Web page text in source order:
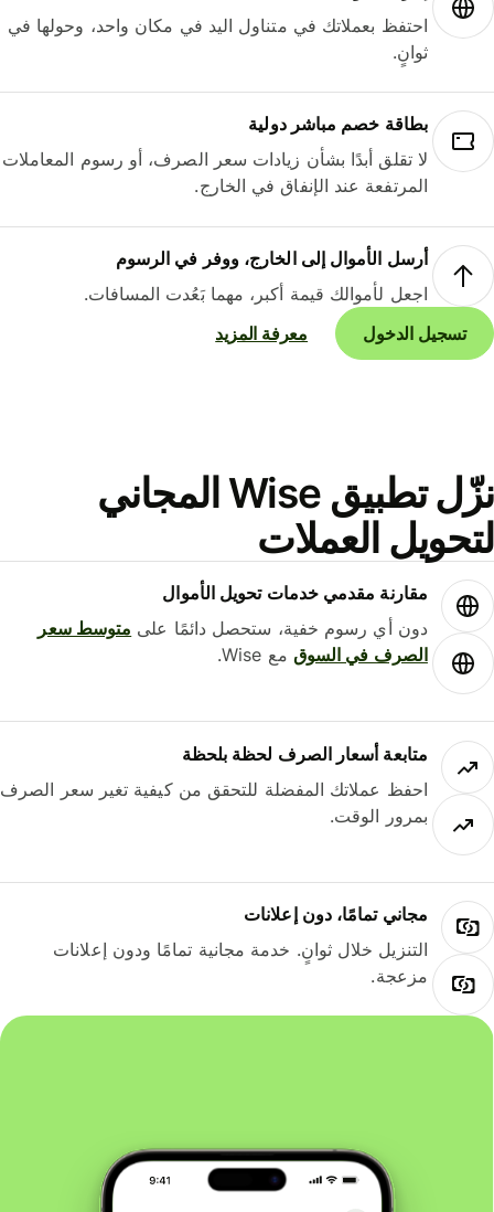
احتفظ بعملاتك في متناول اليد في مكان واحد، وحولها في
ثوانٍ.
بطاقة خصم مباشر دولية
لا تقلق أبدًا بشأن زيادات سعر الصرف، أو رسوم المعاملات
المرتفعة عند الإنفاق في الخارج.
أرسل الأموال إلى الخارج، ووفر في الرسوم
اجعل لأموالك قيمة أكبر، مهما بَعُدت المسافات.
تسجيل الدخول
معرفة المزيد
نزّل تطبيق Wise المجاني
العملات
مقارنة مقدمي خدمات تحويل الأموال
دون أي رسوم خفية، ستحصل دائمًا علىمتوسط ​​سعر
الصرف في السوقمع Wise.
متابعة أسعار الصرف لحظة بلحظة
احفظ عملاتك المفضلة للتحقق من كيفية تغير سعر الصرف
بمرور الوقت.
مجاني تمامًا، دون إعلانات
التنزيل خلال ثوانٍ. خدمة مجانية تمامًا ودون إعلانات
مزعجة.